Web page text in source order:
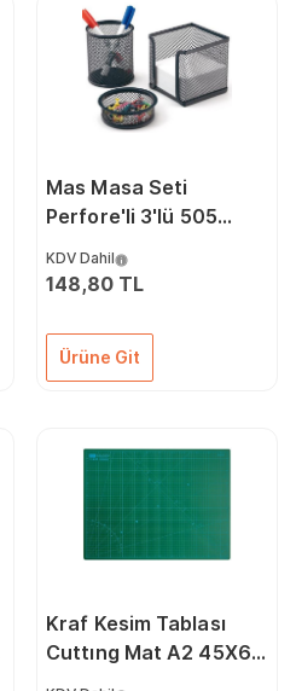
Mas Masa Seti
Perfore'li 3'lü 505
KDV Dahil
148,80 TL
Ürüne Git
Kraf Kesim Tablası
Cuttıng Mat A2 45X60